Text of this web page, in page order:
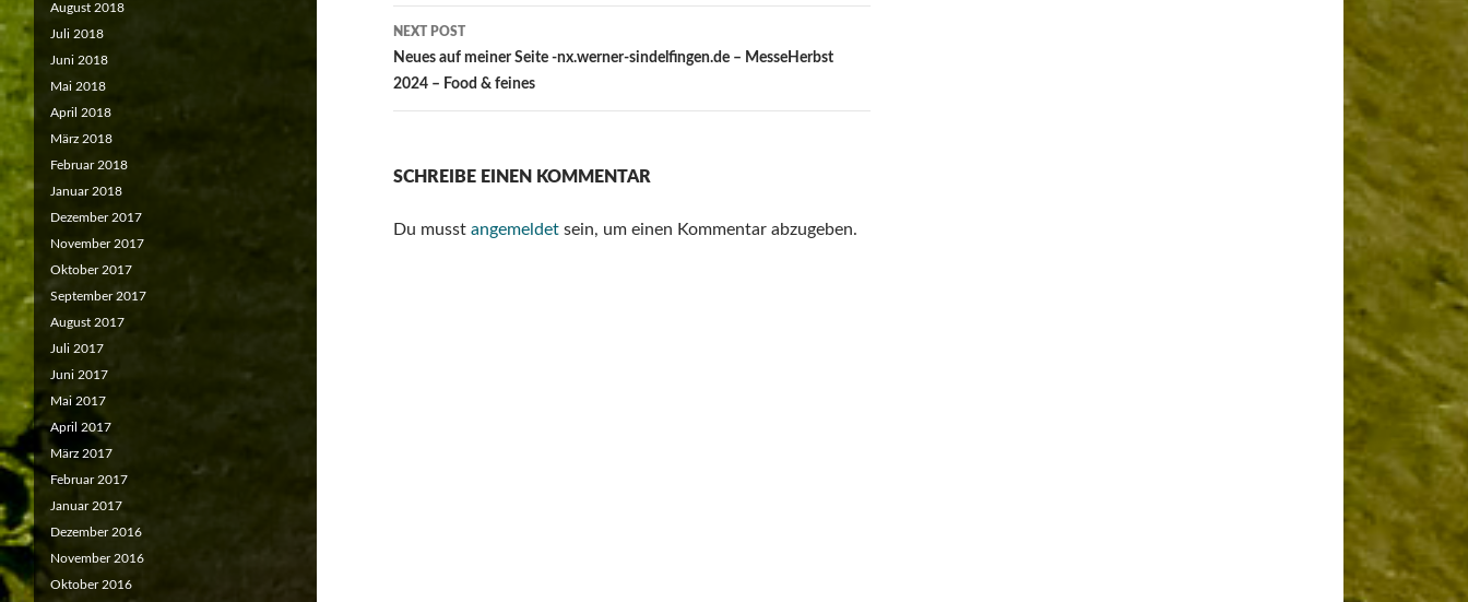
NEXT POST
Neues auf meiner Seite -nx.werner-sindelfingen.de – MesseHerbst
2024 – Food & feines
SCHREIBE EINEN KOMMENTAR
Du musst angemeldet sein, um einen Kommentar abzugeben.
August 2018
Juli 2018
Juni 2018
Mai 2018
April 2018
März 2018
Februar 2018
Januar 2018
Dezember 2017
November 2017
Oktober 2017
September 2017
August 2017
Juli 2017
Juni 2017
Mai 2017
April 2017
März 2017
Februar 2017
Januar 2017
Dezember 2016
November 2016
Oktober 2016